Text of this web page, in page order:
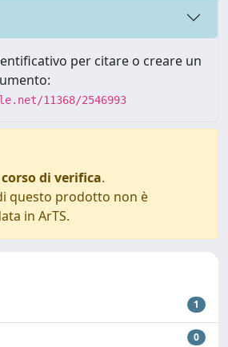
per citare o creare un
11368/2546993
di verifica.
questo prodotto non è
in ArTS.
1
0